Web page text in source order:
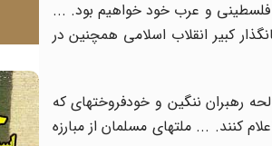
فلسطینی و عرب خود خواهیم بود. ...
کبیر انقلاب اسلامی همچنین در
رهبران ننگین و خودفروخته‏ای که
کنند. ... ملت‏های مسلمان از مبارزه